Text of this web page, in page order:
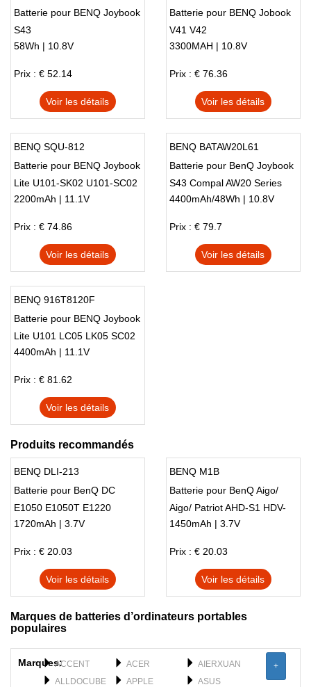
Batterie pour BENQ Joybook
S43
58Wh | 10.8V
Prix : € 52.14
Voir les détails
Batterie pour BENQ Jobook
V41 V42
3300MAH | 10.8V
Prix : € 76.36
Voir les détails
BENQ SQU-812
Batterie pour BENQ Joybook
Lite U101-SK02 U101-SC02
U101-LK05 U101-LC05
2200mAh | 11.1V
Prix : € 74.86
Voir les détails
BENQ BATAW20L61
Batterie pour BenQ Joybook
S43 Compal AW20 Series
4400mAh/48Wh | 10.8V
Prix : € 79.7
Voir les détails
BENQ 916T8120F
Batterie pour BENQ Joybook
Lite U101 LC05 LK05 SC02
SK02 6Cell
4400mAh | 11.1V
Prix : € 81.62
Voir les détails
Produits recommandés
BENQ DLI-213
Batterie pour BenQ DC
E1050 E1050T E1220
E1220T L1050
1720mAh | 3.7V
Prix : € 20.03
Voir les détails
BENQ M1B
Batterie pour BenQ Aigo/
Aigo/ Patriot AHD-S1 HDV-
Z50 Soar/ SONY Ericsson
1450mAh | 3.7V
Prix : € 20.03
Voir les détails
Marques de batteries d’ordinateurs portables
populaires
Marques:ACCENT ACER
AIERXUAN
ALLDOCUBE
APPLE
ASUS
+